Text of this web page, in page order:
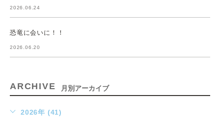
2026.06.24
恐竜に会いに！！
2026.06.20
ARCHIVE 月別アーカイブ
2026年 (41)